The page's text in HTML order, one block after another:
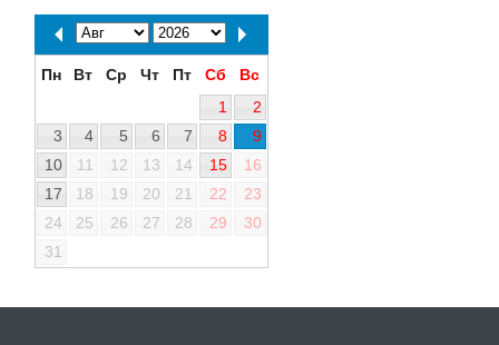
Пн Вт Ср Чт Пт Сб
Вс
1
2
3
4 5 6 7 8
9
10
11 12 13 14 15
16
17
18 19 20 21 22
23
24
25 26 27 28 29
30
31